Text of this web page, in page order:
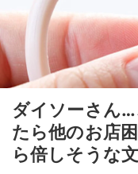
ダイソーさん
たら他のお店
ら倍しそうな